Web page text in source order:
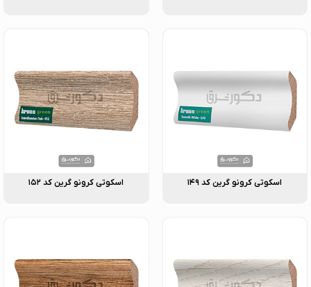
اسکوتی کرونو گرین کد ۱۴۹ اسکوتی کرونو گرین کد ۱۵۲